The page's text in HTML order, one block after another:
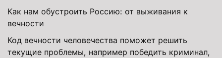
Как нам обустроить Россию: от выживания к
вечности
Код вечности человечества поможет решить
текущие проблемы, например победить криминал,